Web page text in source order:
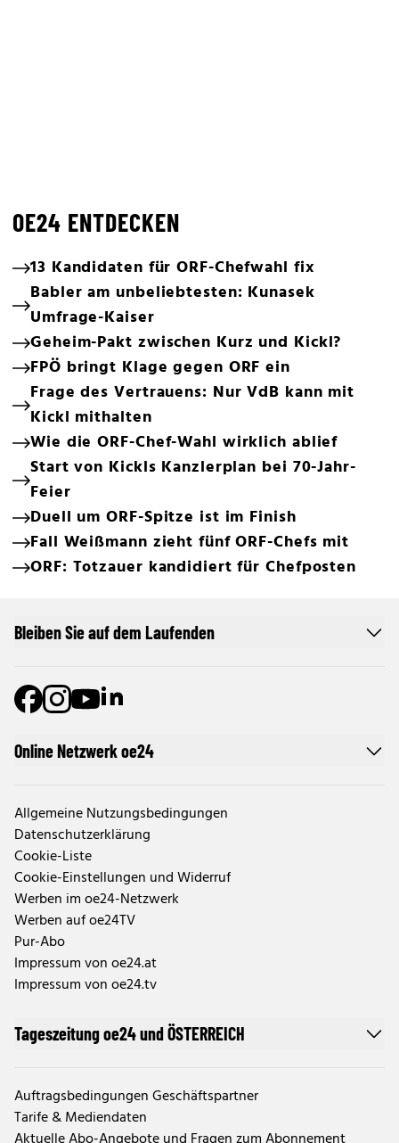
OE24 ENTDECKEN
13 Kandidaten für ORF-Chefwahl fix
Babler am unbeliebtesten: Kunasek
Umfrage-Kaiser
Geheim-Pakt zwischen Kurz und Kickl?
FPÖ bringt Klage gegen ORF ein
Frage des Vertrauens: Nur VdB kann mit
Kickl mithalten
Wie die ORF-Chef-Wahl wirklich ablief
Start von Kickls Kanzlerplan bei 70-Jahr-
Feier
Duell um ORF-Spitze ist im Finish
Fall Weißmann zieht fünf ORF-Chefs mit
ORF: Totzauer kandidiert für Chefposten
Online Netzwerk oe24
Allgemeine Nutzungsbedingungen
Datenschutzerklärung
Cookie-Liste
Cookie-Einstellungen und Widerruf
Werben im oe24-Netzwerk
Werben auf oe24TV
Pur-Abo
Impressum von oe24.at
Impressum von oe24.tv
Tageszeitung oe24 und ÖSTERREICH
Auftragsbedingungen Geschäftspartner
Tarife & Mediendaten
Bleiben Sie auf dem Laufenden